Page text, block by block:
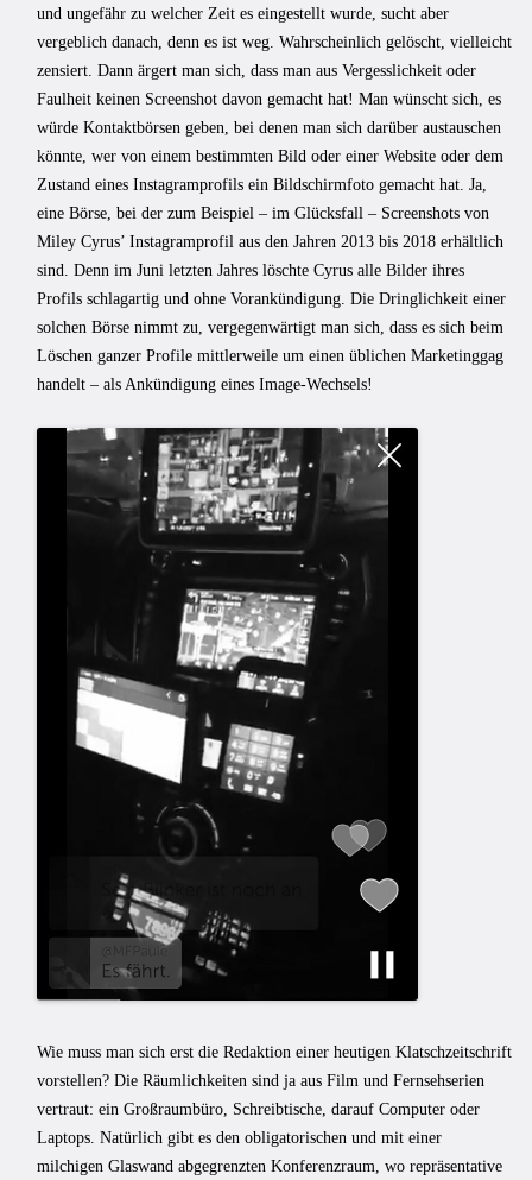
und ungefähr zu welcher Zeit es eingestellt wurde, sucht aber
vergeblich danach, denn es ist weg. Wahrscheinlich gelöscht, vielleicht
zensiert. Dann ärgert man sich, dass man aus Vergesslichkeit oder
Faulheit keinen Screenshot davon gemacht hat! Man wünscht sich, es
würde Kontaktbörsen geben, bei denen man sich darüber austauschen
könnte, wer von einem bestimmten Bild oder einer Website oder dem
Zustand eines Instagramprofils ein Bildschirmfoto gemacht hat. Ja,
eine Börse, bei der zum Beispiel – im Glücksfall – Screenshots von
Miley Cyrus’ Instagramprofil aus den Jahren 2013 bis 2018 erhältlich
sind. Denn im Juni letzten Jahres löschte Cyrus alle Bilder ihres
Profils schlagartig und ohne Vorankündigung. Die Dringlichkeit einer
solchen Börse nimmt zu, vergegenwärtigt man sich, dass es sich beim
Löschen ganzer Profile mittlerweile um einen üblichen Marketinggag
handelt – als Ankündigung eines Image-Wechsels!
Wie muss man sich erst die Redaktion einer heutigen Klatschzeitschrift
vorstellen? Die Räumlichkeiten sind ja aus Film und Fernsehserien
vertraut: ein Großraumbüro, Schreibtische, darauf Computer oder
Laptops. Natürlich gibt es den obligatorischen und mit einer
milchigen Glaswand abgegrenzten Konferenzraum, wo repräsentative